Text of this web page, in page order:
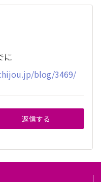
に
blog/3469/
返信する